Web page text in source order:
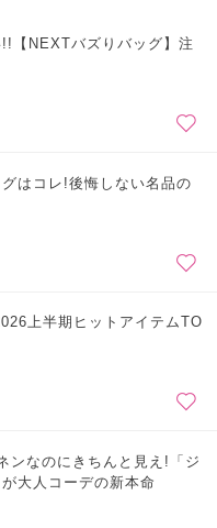
【NEXTバズりバッグ】注
はコレ!後悔しない名品の
上半期ヒットアイテムTO
ンなのにきちんと見え!「ジ
大人コーデの新本命